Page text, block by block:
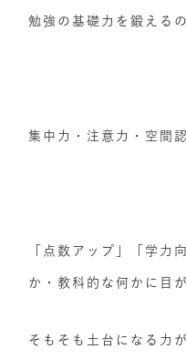
勉強の基礎力を鍛える
集中力・注意力・空
「点数アップ」「学力
か・教科的な何かに目
そもそも土台になる力